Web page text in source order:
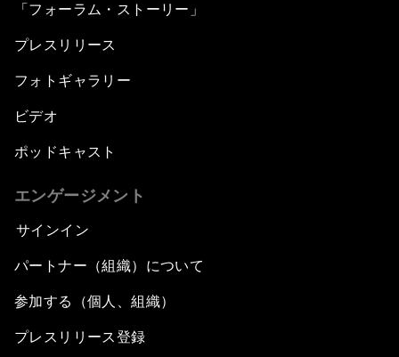
「フォーラム・ストーリー」
プレスリリース
フォトギャラリー
ビデオ
ポッドキャスト
エンゲージメント
サインイン
パートナー（組織）について
参加する（個人、組織）
プレスリリース登録